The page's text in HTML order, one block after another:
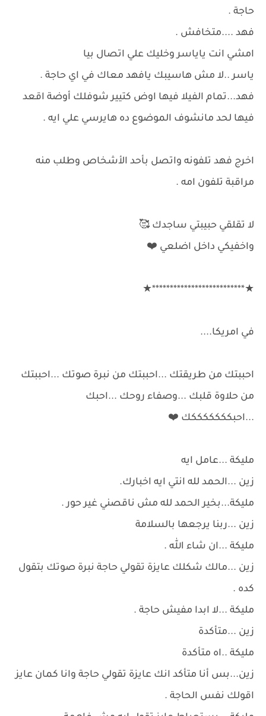
حاجة .
فهد ....متخافش .
امشي انت ياياسر وخليك علي اتصال بيا
ياسر ..لا مش هاسيبك يافهد معاك في اي حاجة .
فهد...تمام الفيلا فيها اوض كتيير شوفلك أوضة اقعد
فيها لحد مانشوف الموضوع ده هايرسي علي ايه .
اخرج فهد تلفونه واتصل بأحد الأشخاص وطلب منه
مراقبة تلفون امه .
لا تقلقي حبيبتي ساجدك 🥰
واخفيكي داخل اضلعي ⁦❤️⁩
★**************************★
في امريكا....
احببتك من طريقتك ...احببتك من نبرة صوتك ...احببتك
من حلاوة قلبك ...وصفاء روحك ...احبك
...احبكككككككك ⁦❤️⁩
مليكة ...عامل ايه
زين ...الحمد لله انتي ايه اخبارك.
مليكة...بخير الحمد لله مش ناقصني غير حور .
زين ...ربنا يرجعها بالسلامة
مليكة ...ان شاء الله .
زين ...مالك شكلك عايزة تقولي حاجة نبرة صوتك بتقول
كده .
مليكة ...لا ابدا مفيش حاجة .
زين ...متأكدة
مليكة ..اه متأكدة
زين...بس أنا متأكد انك عايزة تقولي حاجة وانا كمان عايز
اقولك نفس الحاجة .